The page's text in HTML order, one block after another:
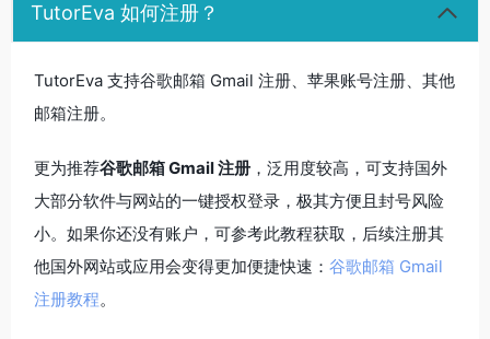
TutorEva 如何注册？
TutorEva 支持谷歌邮箱 Gmail 注册、苹果账号注册、其他
邮箱注册。
更为推荐谷歌邮箱 Gmail 注册 ，泛用度较高，可支持国外
大部分软件与网站的一键授权登录，极其方便且封号风险
小。如果你还没有账户，可参考此教程获取，后续注册其
他国外网站或应用会变得更加便捷快速： 谷歌邮箱 Gmail
注册教程。